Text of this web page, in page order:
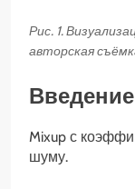
Рис. 1.
авторская
Введение
Mixup с
шуму.